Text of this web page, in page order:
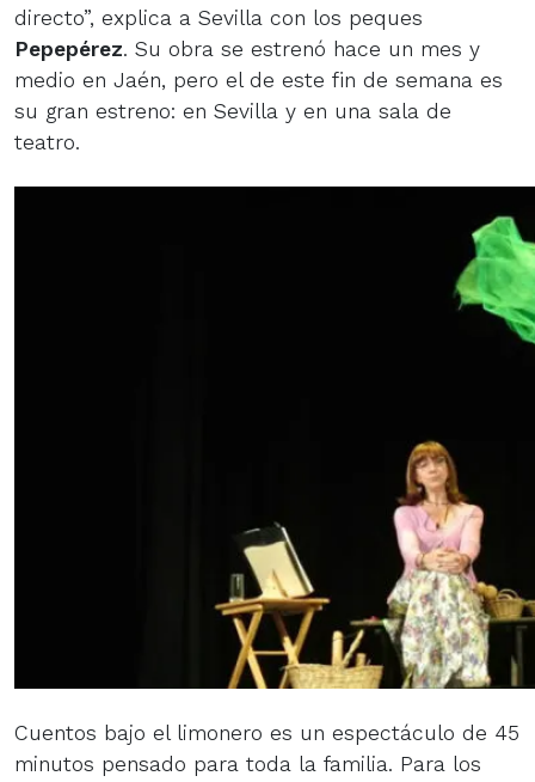
directo”, explica a Sevilla con los peques
Pepepérez. Su obra se estrenó hace un mes y
medio en Jaén, pero el de este fin de semana es
su gran estreno: en Sevilla y en una sala de
teatro.
Cuentos bajo el limonero es un espectáculo de 45
minutos pensado para toda la familia. Para los